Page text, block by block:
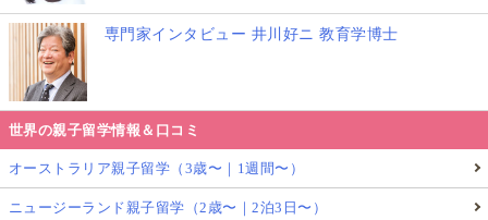
専門家インタビュー 井川好ニ 教育学博士
世界の親子留学情報＆口コミ
オーストラリア親子留学（3歳〜｜1週間〜）
ニュージーランド親子留学（2歳〜｜2泊3日〜）